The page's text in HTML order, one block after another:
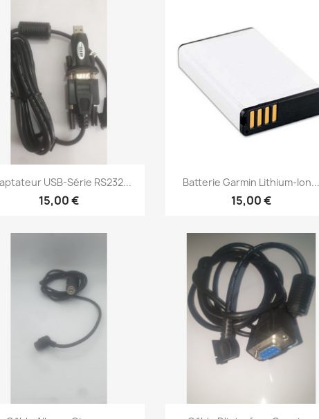
Aperçu rapide
USB-Série RS232...
15,00 €
Aperçu rapide
Batterie Garmin Lithium-Ion...
15,00 €